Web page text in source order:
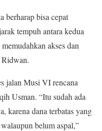
berharap bisa cepat
tempuh antara kedua
akses dan
Ridwan.
jalan Musi VI rencana
Usman. “Itu sudah ada
karena dana terbatas yang
belum aspal,”